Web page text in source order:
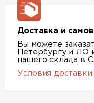
Доставка и
Вы можете
Петербургу и ЛО
нашего склада в
Условия